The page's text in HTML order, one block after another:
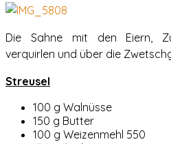
Die Sahne mit den Eiern,
verquirlen und über die
Streusel
100 g Walnüsse
150 g Butter
100 g Weizenmehl 550